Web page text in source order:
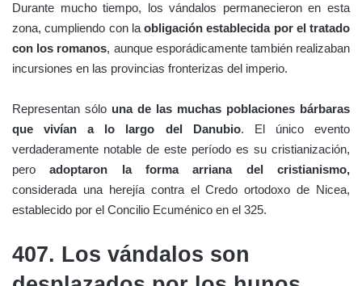
Durante mucho tiempo, los vándalos permanecieron en esta
zona, cumpliendo con laobligación establecida por el tratado
con los romanos, aunque esporádicamente también realizaban
incursiones en las provincias fronterizas del imperio.
Representan sólo una de las muchas poblaciones bárbaras
que vivían a lo largo del Danubio. El único evento
verdaderamente notable de este período es su cristianización,
peroadoptaron la forma arriana del cristianismo,
considerada una herejía contra el Credo ortodoxo de Nicea,
establecido por el Concilio Ecuménico en el 325.
407. Los vándalos son